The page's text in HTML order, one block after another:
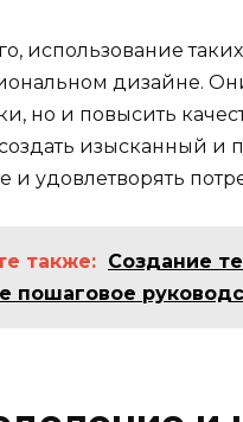
использование
дизайне.
но и повысить
изысканный и
и удовлетворять
также: Создание
пошаговое